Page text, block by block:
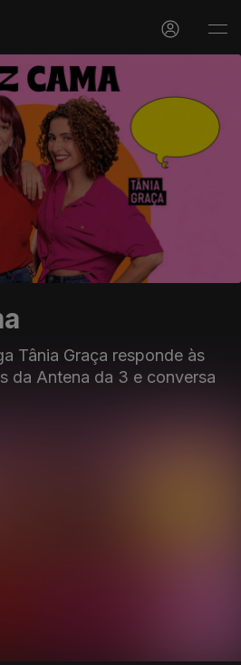
Tânia Graça responde às
da Antena da 3 e conversa